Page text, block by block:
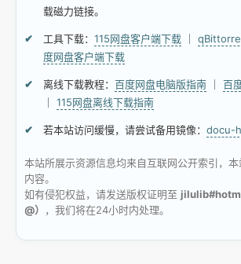
载磁力链接。
工具下载： 115网盘客户端下载
度网盘客户端下载
离线下载教程： 百度网盘电脑版指南
百
115网盘离线下载指南
若本站访问缓慢，请尝试备用镜像： docu-
本站所展示资源信息均来自互联网公开索引，
内容。
如有侵犯权益，请发送版权证明至
@）
，我们将在24小时内处理。